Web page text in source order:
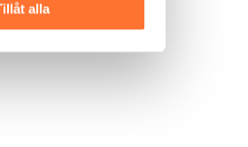
alla